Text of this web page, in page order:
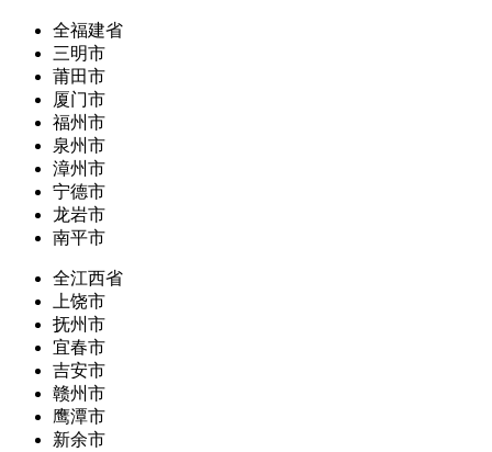
全福建省
三明市
莆田市
厦门市
福州市
泉州市
漳州市
宁德市
龙岩市
南平市
全江西省
上饶市
抚州市
宜春市
吉安市
赣州市
鹰潭市
新余市